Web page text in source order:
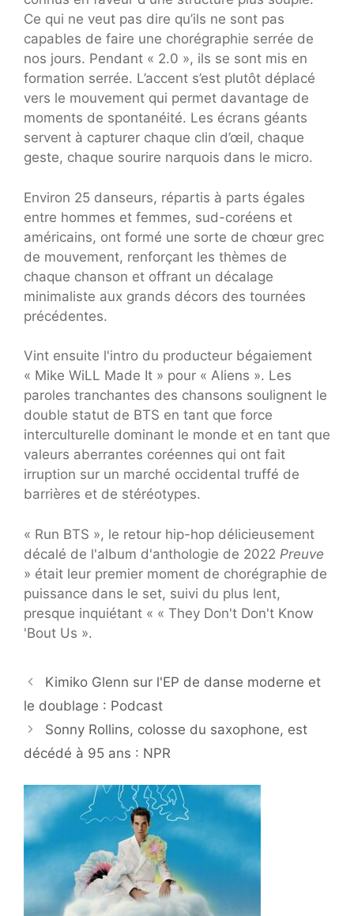
Ce qui ne veut pas dire qu’ils ne sont pas
capables de faire une chorégraphie serrée de
nos jours. Pendant « 2.0 », ils se sont mis en
formation serrée. L’accent s’est plutôt déplacé
vers le mouvement qui permet davantage de
moments de spontanéité. Les écrans géants
servent à capturer chaque clin d’œil, chaque
geste, chaque sourire narquois dans le micro.
Environ 25 danseurs, répartis à parts égales
entre hommes et femmes, sud-coréens et
américains, ont formé une sorte de chœur grec
de mouvement, renforçant les thèmes de
chaque chanson et offrant un décalage
minimaliste aux grands décors des tournées
précédentes.
Vint ensuite l'intro du producteur bégaiement
« Mike WiLL Made It » pour « Aliens ». Les
paroles tranchantes des chansons soulignent le
double statut de BTS en tant que force
interculturelle dominant le monde et en tant que
valeurs aberrantes coréennes qui ont fait
irruption sur un marché occidental truffé de
barrières et de stéréotypes.
« Run BTS », le retour hip-hop délicieusement
décalé de l'album d'anthologie de 2022 Preuve
» était leur premier moment de chorégraphie de
puissance dans le set, suivi du plus lent,
presque inquiétant « « They Don't Don't Know
'Bout Us ».
Kimiko Glenn sur l'EP de danse moderne et
le doublage : Podcast
Sonny Rollins, colosse du saxophone, est
décédé à 95 ans : NPR